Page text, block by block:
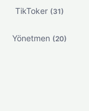
TikToker (31)
Yönetmen (20)